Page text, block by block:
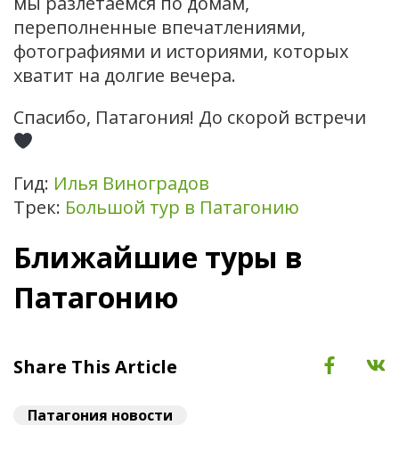
переполненные впечатлениями,
фотографиями и историями, которых
хватит на долгие вечера.
Спасибо, Патагония! До скорой встречи
Гид: Илья Виноградов
Трек: Большой тур в Патагонию
Ближайшие туры в
Патагонию
Share This Article
Патагония новости